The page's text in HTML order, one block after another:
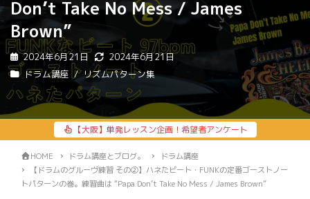
Don’t Take No Mess / James
Brown”
2024年6月21日
2024年6月21日
ドラム講座
リズムパターン集
【大阪】単発レッスン企画！希望者アンケート
HOME ドラム講座とブログ。
ドラム講座
【ドラムのグルーヴ練習 その②】ハネたビート・FUNKの定番ゴーストノー
トパターンの巻。練習曲は “Papa Don’t Take No Mess / James Brown”